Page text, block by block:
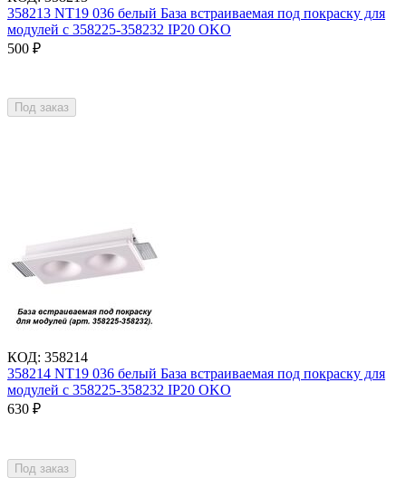
358213 NT19 036 белый База встраиваемая под покраску для
модулей с 358225-358232 IP20 OKO
500 ₽
Под заказ
КОД: 358214
358214 NT19 036 белый База встраиваемая под покраску для
модулей с 358225-358232 IP20 OKO
630 ₽
Под заказ